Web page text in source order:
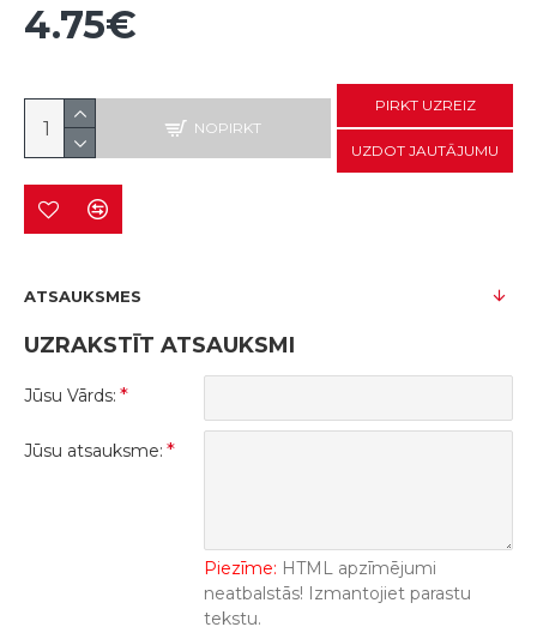
4.75€
NOPIRKT
PIRKT UZREIZ
UZDOT JAUTĀJUMU
ATSAUKSMES
UZRAKSTĪT ATSAUKSMI
Jūsu Vārds:
Jūsu atsauksme:
Piezīme: HTML apzīmējumi
neatbalstās! Izmantojiet parastu
tekstu.